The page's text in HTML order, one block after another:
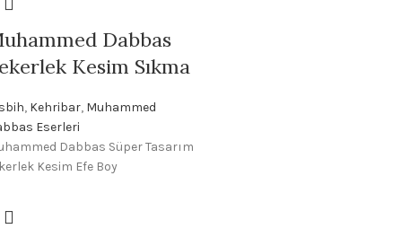
Dabbas
Kesim Sıkma
, Kehribar, Muhammed
Eserleri
Dabbas Süper Tasarım
Kesim Efe Boy